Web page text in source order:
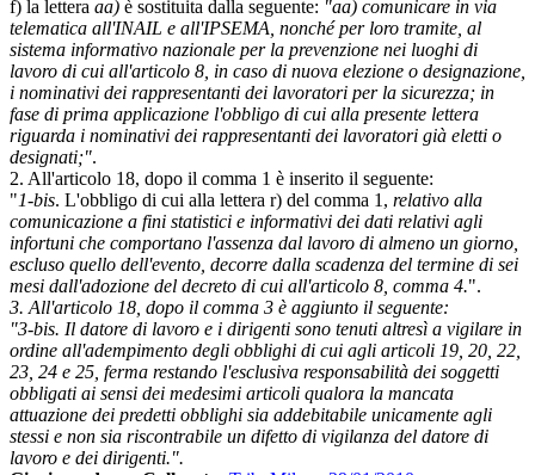
f) la lettera aa) è sostituita dalla seguente: "aa) comunicare in via
telematica all'INAIL e all'IPSEMA, nonché per loro tramite, al
sistema informativo nazionale per la prevenzione nei luoghi di
lavoro di cui all'articolo 8, in caso di nuova elezione o designazione,
i nominativi dei rappresentanti dei lavoratori per la sicurezza; in
fase di prima applicazione l'obbligo di cui alla presente lettera
riguarda i nominativi dei rappresentanti dei lavoratori già eletti o
designati;".
2. All'articolo 18, dopo il comma 1 è inserito il seguente:
"1-bis. L'obbligo di cui alla lettera r) del comma 1, relativo alla
comunicazione a fini statistici e informativi dei dati relativi agli
infortuni che comportano l'assenza dal lavoro di almeno un giorno,
escluso quello dell'evento, decorre dalla scadenza del termine di sei
mesi dall'adozione del decreto di cui all'articolo 8, comma 4.".
3. All'articolo 18, dopo il comma 3 è aggiunto il seguente:
"3-bis. Il datore di lavoro e i dirigenti sono tenuti altresì a vigilare in
ordine all'adempimento degli obblighi di cui agli articoli 19, 20, 22,
23, 24 e 25, ferma restando l'esclusiva responsabilità dei soggetti
obbligati ai sensi dei medesimi articoli qualora la mancata
attuazione dei predetti obblighi sia addebitabile unicamente agli
stessi e non sia riscontrabile un difetto di vigilanza del datore di
lavoro e dei dirigenti.".